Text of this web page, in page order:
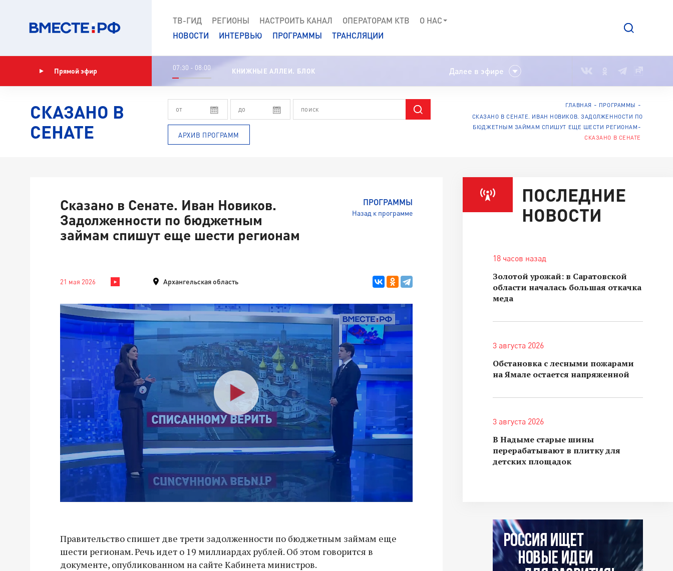
ТВ-ГИД РЕГИОНЫ НАСТРОИТЬ КАНАЛ ОПЕРАТОРАМ КТВ
О НАС
НОВОСТИ
ИНТЕРВЬЮ ПРОГРАММЫ ТРАНСЛЯЦИИ
Прямой эфир 07:30 - 08:00 КНИЖНЫЕ АЛЛЕИ. БЛОК Далее в эфире
СКАЗАНО В
СЕНАТЕ
АРХИВ ПРОГРАММ
ГЛАВНАЯ
ПРОГРАММЫ
СКАЗАНО В СЕНАТЕ. ИВАН НОВИКОВ. ЗАДОЛЖЕННОСТИ ПО
БЮДЖЕТНЫМ ЗАЙМАМ СПИШУТ ЕЩЕ ШЕСТИ РЕГИОНАМ
СКАЗАНО В СЕНАТЕ
ПРОГРАММЫ
Назад к программе
Сказано в Сенате. Иван Новиков.
Задолженности по бюджетным
займам спишут еще шести регионам
21 мая 2026 Архангельская область
Правительство спишет две трети задолженности по бюджетным займам еще
шести регионам. Речь идет о 19 миллиардах рублей. Об этом говорится в
документе, опубликованном на сайте Кабинета министров.
ПОСЛЕДНИЕ
НОВОСТИ
18 часов назад
Золотой урожай: в Саратовской
области началась большая откачка
меда
3 августа 2026
Обстановка с лесными пожарами
на Ямале остается напряженной
3 августа 2026
В Надыме старые шины
перерабатывают в плитку для
детских площадок